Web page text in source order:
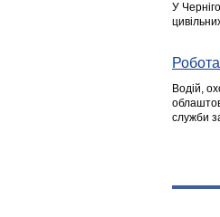
У
Водій,
служби